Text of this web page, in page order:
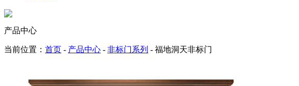
产品中心
当前位置： 首页 - 产品中心 - 非标门系列 - 福地洞天非标门